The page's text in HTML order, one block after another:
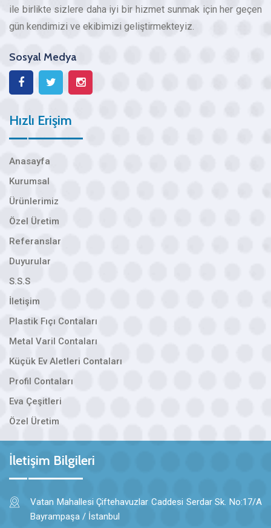
ile birlikte sizlere daha iyi bir hizmet sunmak için her geçen
gün kendimizi ve ekibimizi geliştirmekteyiz.
Sosyal Medya
Hızlı Erişim
Anasayfa
Kurumsal
Ürünlerimiz
Özel Üretim
Referanslar
Duyurular
S.S.S
İletişim
Plastik Fıçı Contaları
Metal Varil Contaları
Küçük Ev Aletleri Contaları
Profil Contaları
Eva Çeşitleri
Özel Üretim
İletişim Bilgileri
Vatan Mahallesi Çiftehavuzlar Caddesi Serdar Sk. No:17/A
Bayrampaşa / İstanbul